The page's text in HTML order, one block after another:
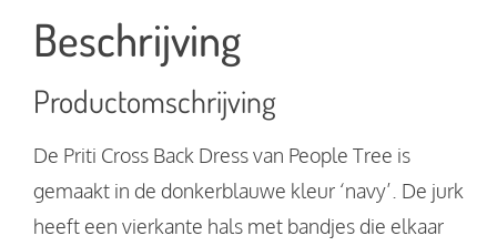
Beschrijving
Productomschrijving
De Priti Cross Back Dress van People Tree is
gemaakt in de donkerblauwe kleur ‘navy’. De jurk
heeft een vierkante hals met bandjes die elkaar